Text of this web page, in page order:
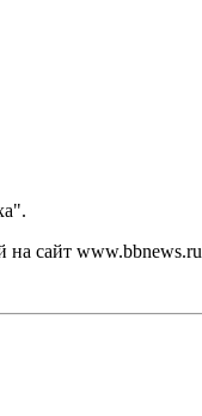
на сайт www.bbnews.ru